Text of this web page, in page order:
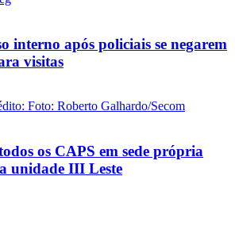
interno após policiais se negarem
visitas
os CAPS em sede própria
unidade III Leste